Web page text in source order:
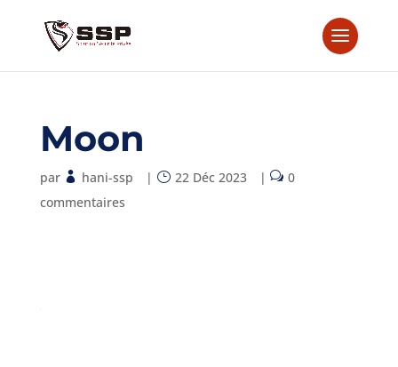
Moon
par hani-ssp | 22 Déc 2023 |
0
commentaires